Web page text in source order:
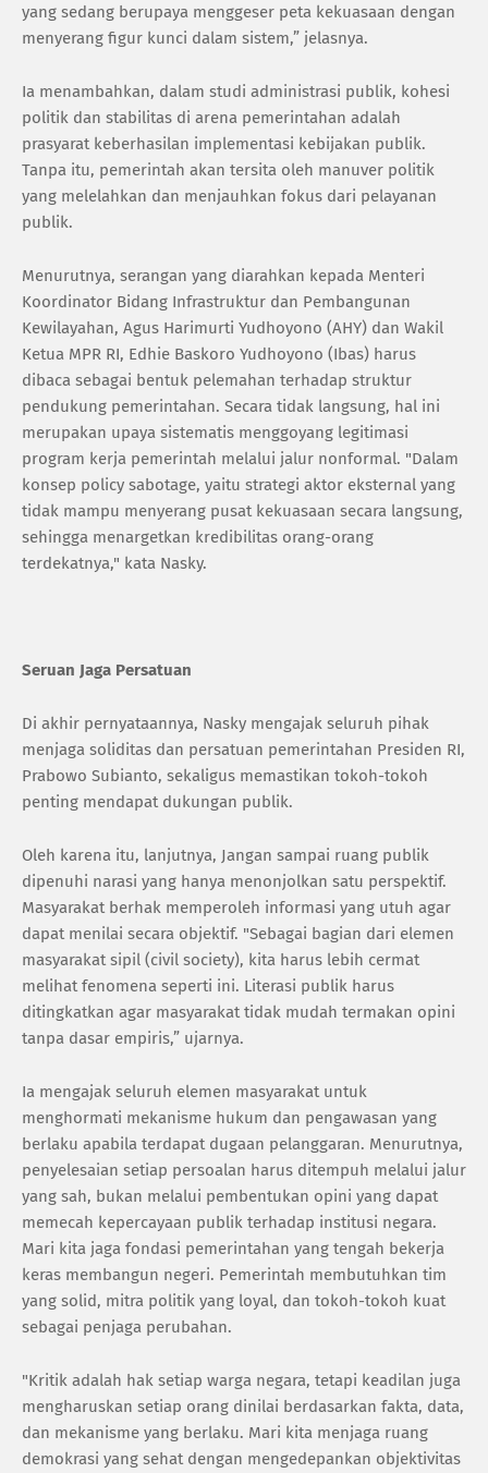
yang sedang berupaya menggeser peta kekuasaan dengan
menyerang figur kunci dalam sistem,” jelasnya.
Ia menambahkan, dalam studi administrasi publik, kohesi
politik dan stabilitas di arena pemerintahan adalah
prasyarat keberhasilan implementasi kebijakan publik.
Tanpa itu, pemerintah akan tersita oleh manuver politik
yang melelahkan dan menjauhkan fokus dari pelayanan
publik.
Menurutnya, serangan yang diarahkan kepada Menteri
Koordinator Bidang Infrastruktur dan Pembangunan
Kewilayahan, Agus Harimurti Yudhoyono (AHY) dan Wakil
Ketua MPR RI, Edhie Baskoro Yudhoyono (Ibas) harus
dibaca sebagai bentuk pelemahan terhadap struktur
pendukung pemerintahan. Secara tidak langsung, hal ini
merupakan upaya sistematis menggoyang legitimasi
program kerja pemerintah melalui jalur nonformal. "Dalam
konsep policy sabotage, yaitu strategi aktor eksternal yang
tidak mampu menyerang pusat kekuasaan secara langsung,
sehingga menargetkan kredibilitas orang-orang
terdekatnya," kata Nasky.
Seruan Jaga Persatuan
Di akhir pernyataannya, Nasky mengajak seluruh pihak
menjaga soliditas dan persatuan pemerintahan Presiden RI,
Prabowo Subianto, sekaligus memastikan tokoh-tokoh
penting mendapat dukungan publik.
Oleh karena itu, lanjutnya, Jangan sampai ruang publik
dipenuhi narasi yang hanya menonjolkan satu perspektif.
Masyarakat berhak memperoleh informasi yang utuh agar
dapat menilai secara objektif. "Sebagai bagian dari elemen
masyarakat sipil (civil society), kita harus lebih cermat
melihat fenomena seperti ini. Literasi publik harus
ditingkatkan agar masyarakat tidak mudah termakan opini
tanpa dasar empiris,” ujarnya.
Ia mengajak seluruh elemen masyarakat untuk
menghormati mekanisme hukum dan pengawasan yang
berlaku apabila terdapat dugaan pelanggaran. Menurutnya,
penyelesaian setiap persoalan harus ditempuh melalui jalur
yang sah, bukan melalui pembentukan opini yang dapat
memecah kepercayaan publik terhadap institusi negara.
Mari kita jaga fondasi pemerintahan yang tengah bekerja
keras membangun negeri. Pemerintah membutuhkan tim
yang solid, mitra politik yang loyal, dan tokoh-tokoh kuat
sebagai penjaga perubahan.
"Kritik adalah hak setiap warga negara, tetapi keadilan juga
mengharuskan setiap orang dinilai berdasarkan fakta, data,
dan mekanisme yang berlaku. Mari kita menjaga ruang
demokrasi yang sehat dengan mengedepankan objektivitas